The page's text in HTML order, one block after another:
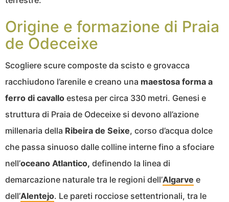
Origine e formazione di Praia
de Odeceixe
Scogliere scure composte da scisto e grovacca
racchiudono l’arenile e creano una maestosa forma a
ferro di cavallo estesa per circa 330 metri. Genesi e
struttura di Praia de Odeceixe si devono all’azione
millenaria della Ribeira de Seixe, corso d’acqua dolce
che passa sinuoso dalle colline interne fino a sfociare
nell’oceano Atlantico, definendo la linea di
demarcazione naturale tra le regioni dell’Algarve e
dell’Alentejo. Le pareti rocciose settentrionali, tra le